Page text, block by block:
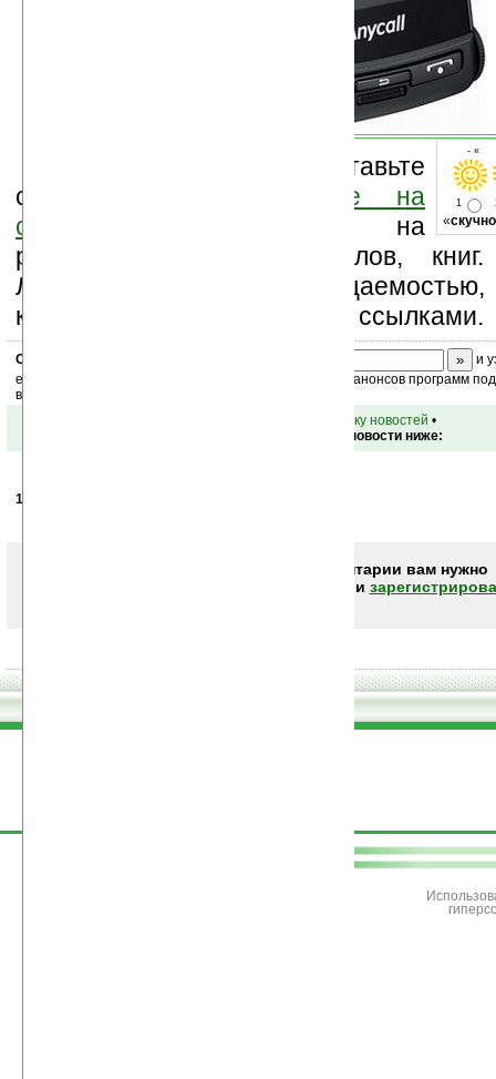
- «
1
«скучно
Оцените новость и оставьте
свой комментарий
ниже на
странице
на
рассылку новостей, файлов,
Ладошки своей
коммерческой информации, ссылками.
Скоро
и
ежедневный или еженедельный дайджест новостей, анонсов программ
ваш почтовый ящик.
вернуться к списку новостей •
Обсуждение этой новости ниже:
11.10.2009
Чтобы писать комментарии вам нужно
или